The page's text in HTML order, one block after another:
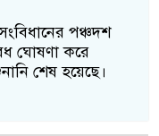
পঞ্চদশ
ঘোষণা করে
শেষ হয়েছে।